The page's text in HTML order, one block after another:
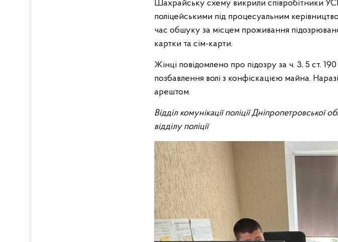
Шахрайську схему викрили співробітники
поліцейськими під процесуальним
час обшуку за місцем проживання
картки та сім-карти.
Жінці повідомлено про підозру за ч. 3, 5 ст.
позбавлення волі з конфіскацією майна.
арештом.
Відділ комунікації поліції Дніпропетровської
відділу поліції